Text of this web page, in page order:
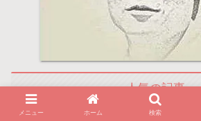
人気の記事
メニュー ホーム 検索